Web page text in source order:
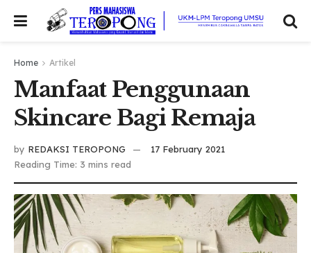
Home Artikel
Manfaat Penggunaan
Skincare Bagi Remaja
by REDAKSI TEROPONG
17 February 2021
Reading Time: 3 mins read